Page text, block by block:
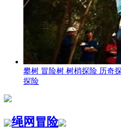
攀树 冒险树 树梢探险 历奇
探险
绳网冒险